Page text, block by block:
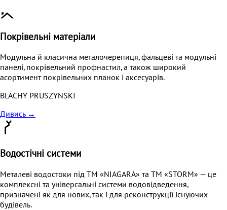
Покрівельні матеріали
Модульна й класична металочерепиця, фальцеві та модульні
панелі, покрівельний профнастил, а також широкий
асортимент покрівельних планок і аксесуарів.
BLACHY PRUSZYNSKI
Дивись →
Водостічні системи
Металеві водостоки під ТМ «NIAGARA» та ТМ «STORM» — це
комплексні та універсальні системи водовідведення,
призначені як для нових, так і для реконструкції існуючих
будівель.